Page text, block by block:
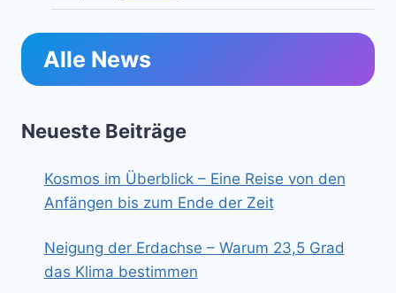
Alle News
Neueste Beiträge
Kosmos im Überblick – Eine Reise von den
Anfängen bis zum Ende der Zeit
Neigung der Erdachse – Warum 23,5 Grad
das Klima bestimmen